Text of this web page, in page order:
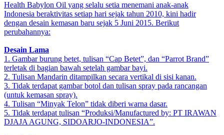
Health Babylon Oil yang selalu setia menemani anak-anak
Indonesia beraktivitas setiap hari sejak tahun 2010, kini hadir
dengan desain kemasan baru sejak 5 Juni 2015. Berikut
perubahannya:
Desain Lama
1. Gambar burung betet, tulisan “Cap Betet”, dan “Parrot Brand”
terletak di bagian bawah setelah gambar bayi.
2. Tulisan Mandarin ditampilkan secara vertikal di sisi kanan.
3. Tidak terdapat gambar botol dan tulisan spray pada rancangan
(untuk kemasan spray).
4. Tulisan “Minyak Telon” tidak diberi warna dasar.
5. Tidak terdapat tulisan “Produksi/Manufactured by: PT IRAWAN
DJAJA AGUNG, SIDOARJO-INDONESIA”.